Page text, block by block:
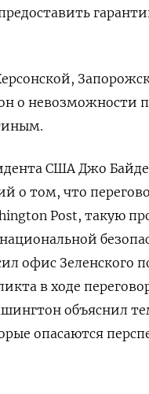
о невозможности
США Джо
о том, что
Post, такую
офис Зеленского
в ходе
объяснил
опасаются